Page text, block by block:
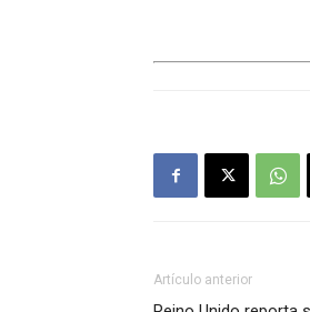
Artículo anterior